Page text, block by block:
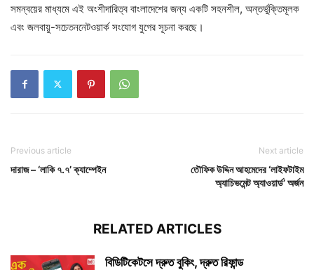
সমন্বয়ের মাধ্যমে এই অংশীদারিত্ব বাংলাদেশের জন্য একটি সহনশীল, অন্তর্ভুক্তিমূলক
এবং জলবায়ু-সচেতননেটওয়ার্ক সংযোগ যুগের সূচনা করছে।
Previous article
দারাজ – ‘লাকি ৭.৭’ ক্যাম্পেইন
Next article
তৌফিক উদ্দিন আহমেদের ‘লাইফটাইম
অ্যাচিভমেন্ট অ্যাওয়ার্ড’ অর্জন
RELATED ARTICLES
বিডিটিকেটসে দ্রুত বুকিং, দ্রুত রিফান্ড